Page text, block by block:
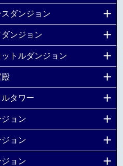
ダンジョン
ンジョン
トルダンジョン
殿
タワー
ョン
ョン
ョン